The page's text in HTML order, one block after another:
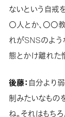
ないという自戒
〇人とか、〇〇
れがSNSのよう
態とかけ離れた
後藤：自分より
制みたいなもの
ね。それはもち